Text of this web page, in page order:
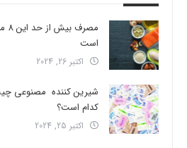
است
اکتبر 26, 2024
شیرین کننده مصنوعی
کدام است؟
اکتبر 25, 2024